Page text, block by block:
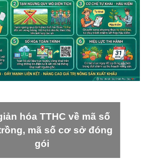
hóa TTHC về mã số
mã số cơ sở đóng
gói